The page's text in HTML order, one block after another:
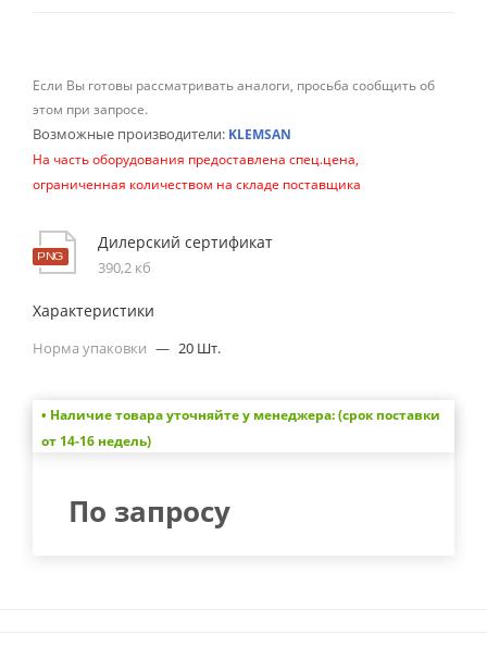
Если Вы готовы рассматривать аналоги, просьба сообщить об
этом при запросе.
Возможные производители: KLEMSAN
На часть оборудования предоставлена спец.цена,
ограниченная количеством на складе поставщика
Дилерский сертификат
390,2 кб
Характеристики
Норма упаковки — 20 Шт.
• Наличие товара уточняйте у менеджера: (срок поставки
от 14-16 недель)
По запросу